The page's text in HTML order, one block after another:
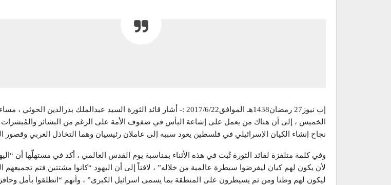
إب نيوز27 رمضان1438هـ الموافق2017/6/22 :- أشار قائد الثورة السيد عبدالملك بدرالدين الحوثي ،
الخميس ، إلى أن هناك من يعمل على إشاعة اليأس في صفوف الأمة على الرغم من البشائر والمُبشرات
نجاح إنشاء الكيان الإسرائيلي في فلسطين يعود سببه إلى عاملان رئيسيان وهما التخاذل العربي وقصور
وفي كلمة متلفزة لقائد الثورة تُبث في هذه الأثناء بمناسبة يوم القدس العالمي ، أكد في مستهلّها أن
لأن يكون لهم كيان ليفرضوا سيطرة عالمية من خلاله” ، لافتاً إلى أن اليهود “كانوا مشتتين فتم
ليكون لهم وطنا ومن ثم يسيطرون على المنطقة بما يسمى اسرائيل الكبرى” ، وأنهم “انطلقوا بأمل وحافز